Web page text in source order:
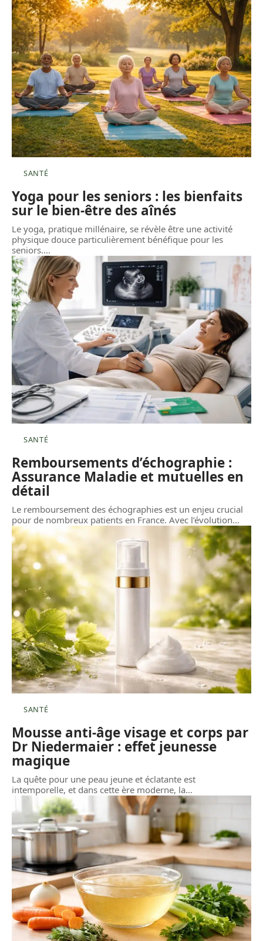
SANTÉ
Yoga pour les seniors : les bienfaits
sur le bien-être des aînés
Le yoga, pratique millénaire, se révèle être une activité
physique douce particulièrement bénéfique pour les
seniors.…
SANTÉ
Remboursements d’échographie :
Assurance Maladie et mutuelles en
détail
Le remboursement des échographies est un enjeu crucial
pour de nombreux patients en France. Avec l’évolution…
SANTÉ
Mousse anti-âge visage et corps par
Dr Niedermaier : effet jeunesse
magique
La quête pour une peau jeune et éclatante est
intemporelle, et dans cette ère moderne, la…